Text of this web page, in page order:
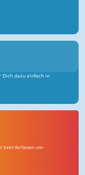
Dich dazu einfach in
beim Verfassen von